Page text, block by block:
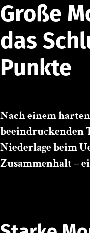
Große
das
Punkte
Nach einem
beeindruckenden
Niederlage beim
Zusammenhalt –